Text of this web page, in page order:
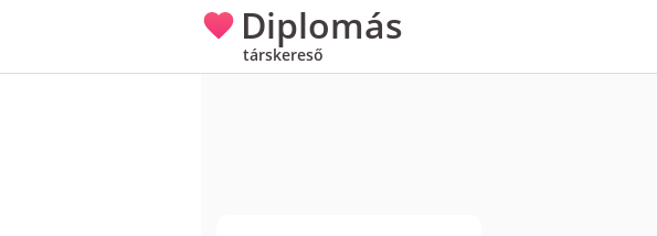
Diplomás
társkereső